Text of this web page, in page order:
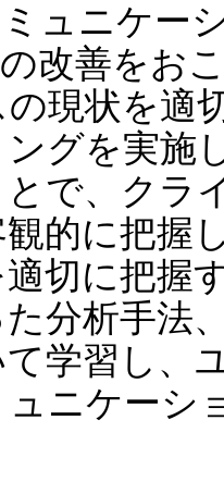
ミュニケー
改善をお
現状を適
グを実施
で、クラ
的に把握
切に把握
分析手法
学習し、
ュニケーシ